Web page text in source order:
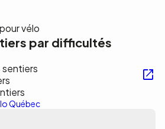
vélo
par difficultés
sentiers